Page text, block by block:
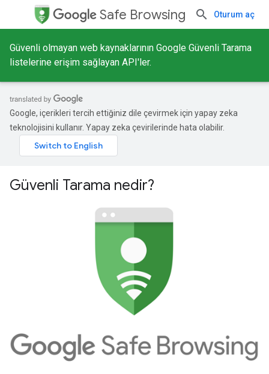
Safe Browsing Oturum aç
Güvenli olmayan web kaynaklarının Google Güvenli Tarama
listelerine erişim sağlayan API'ler.
Google, içerikleri tercih ettiğiniz dile çevirmek için yapay zeka
teknolojisini kullanır. Yapay zeka çevirilerinde hata olabilir.
Güvenli Tarama nedir?